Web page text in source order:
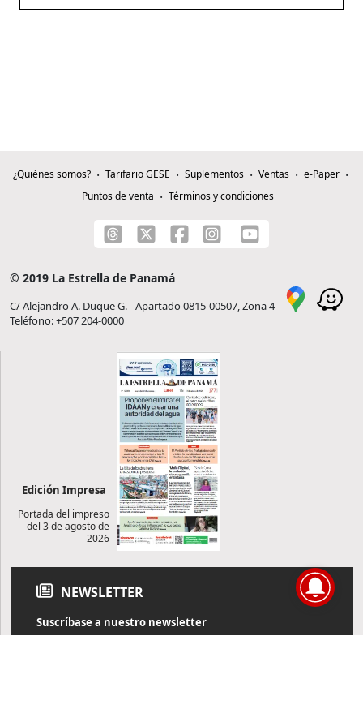
¿Quiénes somos? Tarifario GESE Suplementos Ventas
e-Paper
Puntos de venta
Términos y condiciones
© 2019 La Estrella de Panamá
C/ Alejandro A. Duque G. - Apartado 0815-00507, Zona 4
Teléfono: +507 204-0000
Edición Impresa
Portada del impreso
del 3 de agosto de
2026
NEWSLETTER
Suscríbase a nuestro newsletter
Reciba diariamente información de actualidad directamente en